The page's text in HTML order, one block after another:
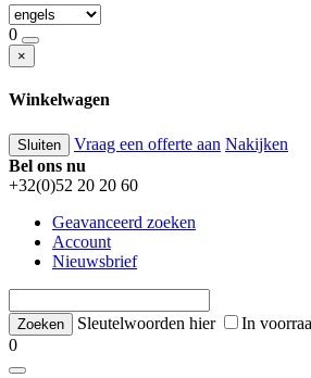
0
×
Winkelwagen
Sluiten Vraag een offerte aan Nakijken
Bel ons nu
+32(0)52 20 20 60
Geavanceerd zoeken
Account
Nieuwsbrief
Sleutelwoorden hier
In
0